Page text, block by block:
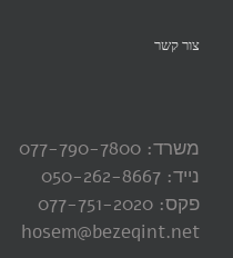
צור קשר
משרד: 077-790-7800
נייד: 050-262-8667
פקס: 077-751-2020
hosem@bezeqint.net